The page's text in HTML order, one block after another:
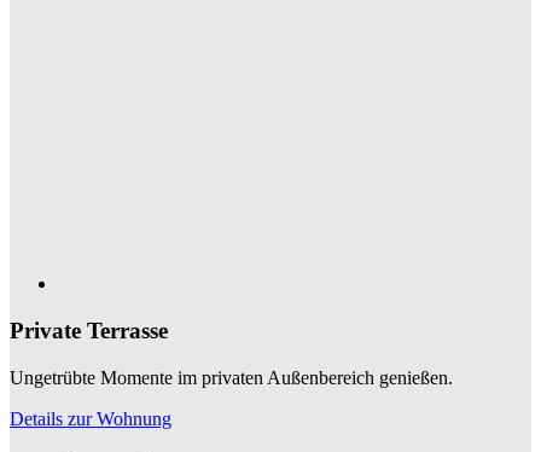
Private Terrasse
Ungetrübte Momente im privaten Außenbereich genießen.
Details zur Wohnung